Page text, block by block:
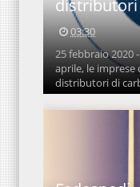
03:30
25 febbraio 2020
aprile, le
distributori di